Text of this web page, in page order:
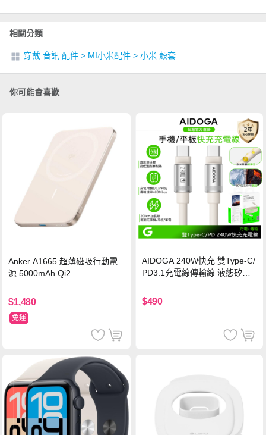
相關分類
穿戴 音訊 配件 > MI小米配件 > 小米 殼套
你可能會喜歡
Anker A1665 超薄磁吸行動電
源 5000mAh Qi2
$1,480
免運
AIDOGA 240W快充 雙Type-C/
PD3.1充電線傳輸線 液態矽膠
機/平板/筆電
$490